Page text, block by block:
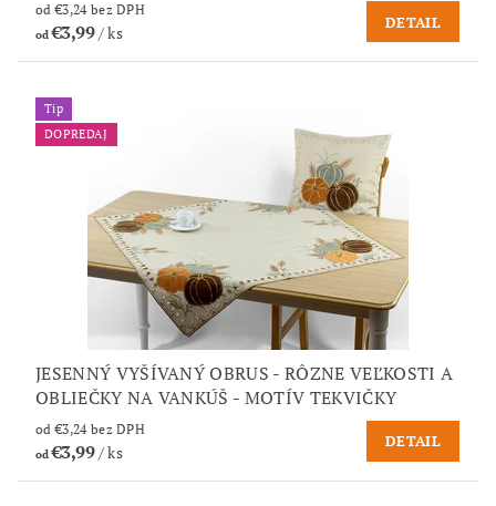
od €3,24 bez DPH
od€3,99/ ks
DETAIL
Tip
DOPREDAJ
JESENNÝ VYŠÍVANÝ OBRUS - RÔZNE VEĽKOSTI A
OBLIEČKY NA VANKÚŠ - MOTÍV TEKVIČKY
od €3,24 bez DPH
od€3,99/ ks
DETAIL